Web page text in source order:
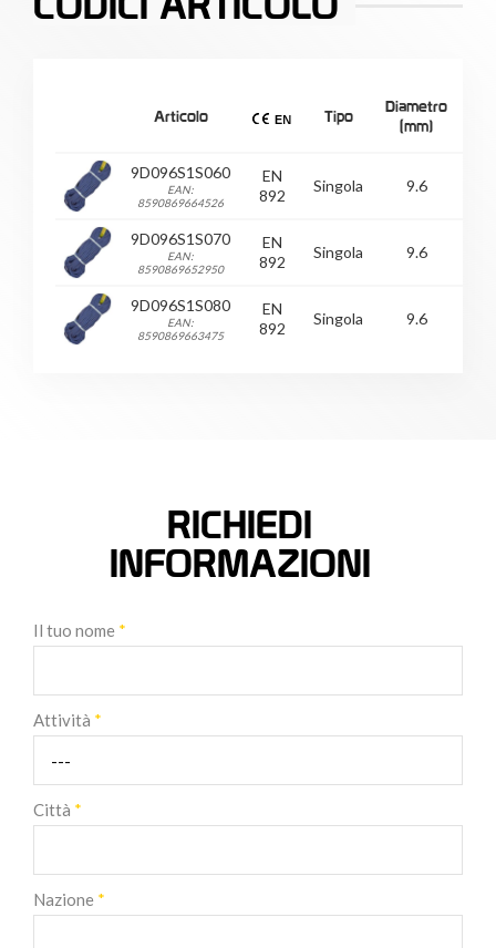
Articolo Tipo
Diametro
(mm)
9D096S1S060
EAN:
8590869664526
EN
892
Singola 9.6
9D096S1S070
EAN:
8590869652950
EN
892
Singola 9.6
9D096S1S080
EAN:
8590869663475
EN
892
Singola 9.6
RICHIEDI
INFORMAZIONI
Il tuo nome *
Attività *
Città *
Nazione *